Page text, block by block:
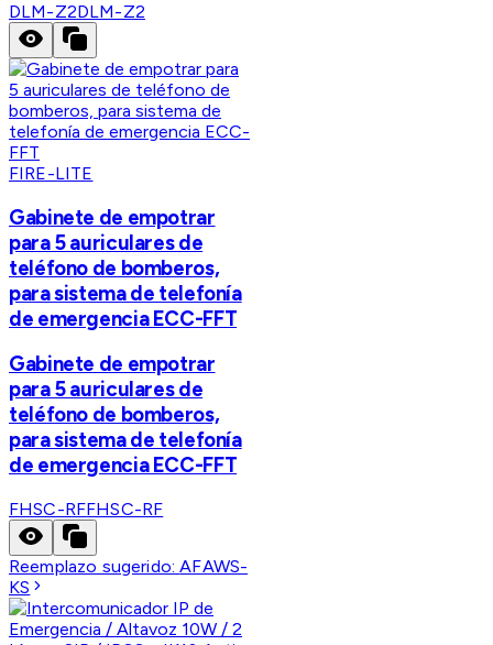
DLM-Z2DLM-Z2
FIRE-LITE
Gabinete de empotrar
para 5 auriculares de
teléfono de bomberos,
para sistema de telefonía
de emergencia ECC-FFT
Gabinete de empotrar
para 5 auriculares de
teléfono de bomberos,
para sistema de telefonía
de emergencia ECC-FFT
FHSC-RFFHSC-RF
Reemplazo sugerido:AFAWS-
KS